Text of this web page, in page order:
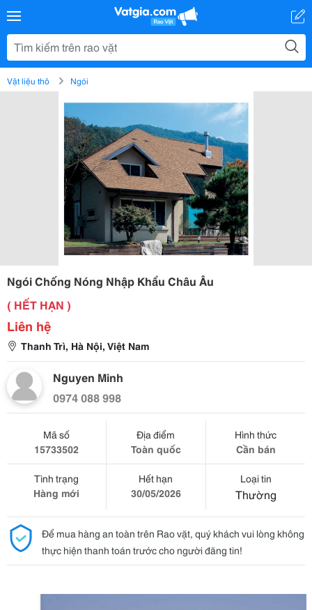
Vật liệu thô Ngói
Ngói Chống Nóng Nhập Khẩu Châu Âu
( HẾT HẠN )
Liên hệ
Thanh Trì, Hà Nội, Việt Nam
Nguyen Minh
0974 088 998
Mã số
15733502
Địa điểm
Toàn quốc
Hình thức
Cần bán
Tình trạng
Hàng mới
Hết hạn
30/05/2026
Loại tin
Thường
Để mua hàng an toàn trên Rao vặt, quý khách vui lòng không
thực hiện thanh toán trước cho người đăng tin!